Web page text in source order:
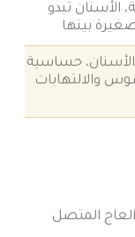
الأسنان تبدو
بينها
حساسية
والالتهابات
المتصل